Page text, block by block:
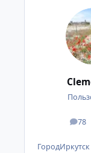
78
ГородИркутск